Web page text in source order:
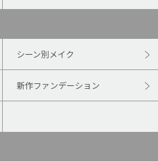
シーン別メイク
新作ファンデーション